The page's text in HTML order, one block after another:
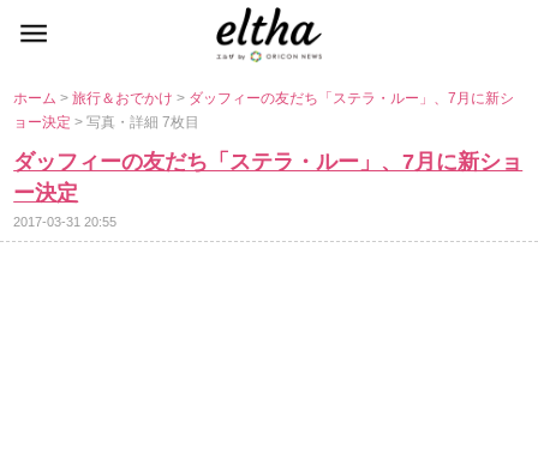
ホーム>旅行＆おでかけ> ダッフィーの友だち「ステラ・ルー」、7月に新シ
ョー決定> 写真・詳細 7枚目
ダッフィーの友だち「ステラ・ルー」、7月に新ショ
ー決定
2017-03-31 20:55